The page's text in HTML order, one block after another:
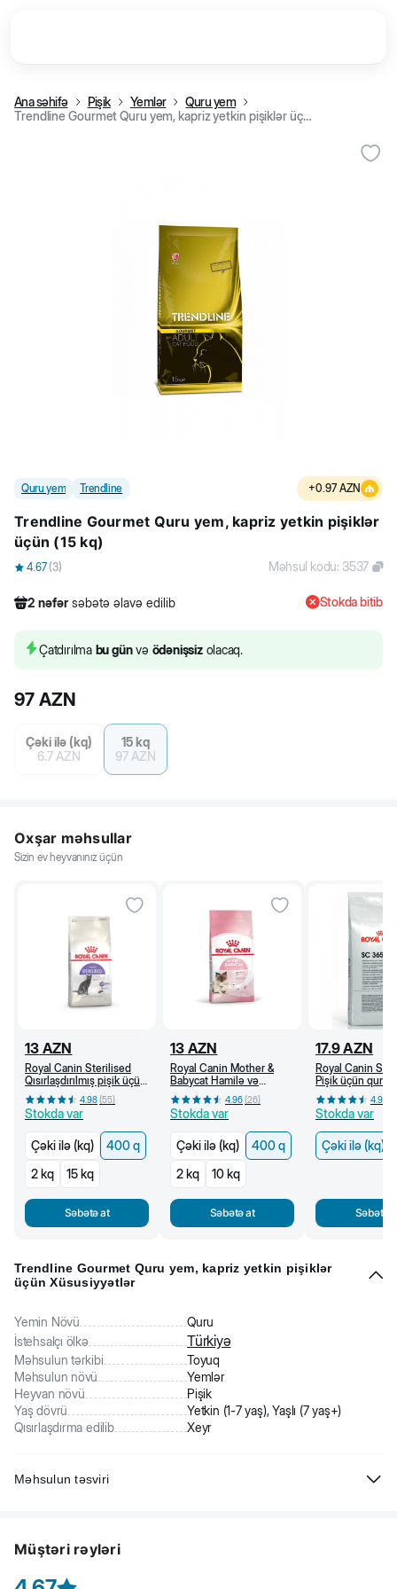
Ana səhifə Pişik Yemlər
Quru yem
Trendline Gourmet Quru yem, kapriz yetkin pişiklər üçün (15 kq)
Quru yem Trendline +0.97 AZN
Trendline Gourmet Quru yem, kapriz yetkin pişiklər
üçün (15 kq)
4.67 (3) Məhsul kodu: 3537
2 nəfər səbətə əlavə edilib
46 nəfər məhsulu alıb
Stokda bitib
Çatdırılma bu günvə ödənişsizolacaq.
97 AZN
Çəki ilə (kq)
6.7 AZN
15 kq
97 AZN
Oxşar məhsullar
Sizin ev heyvanınız üçün
13 AZN
Royal Canin Sterilised
Qısırlaşdırılmış pişik üçün
quru yem, 1 yaşdan, 400
q
4.98(55)
Stokda var
Çəki ilə (kq)
400 q
2 kq
15 kq
Səbətə at
13 AZN
Royal Canin Mother &
Babycat Hamilə və
südverən pişik və bala
pişik üçün quru yem (400
q)
4.96(26)
Stokda var
Çəki ilə (kq)
400 q
2 kq
10 kq
Səbətə at
17.9AZN
Royal Canin
Pişik üçün quru
yaşdan (kq) 4.96
Stokda var
Çəki ilə (kq)
Səbətə
Trendline Gourmet Quru yem, kapriz yetkin pişiklər
üçün Xüsusiyyətlər
Yemin Növü
Quru
İstehsalçı ölkə
Türkiyə
Məhsulun tərkibi
Toyuq
Məhsulun növü
Yemlər
Heyvan növü
Pişik
Yaş dövrü
Yetkin (1-7 yaş), Yaşlı (7 yaş+)
Qısırlaşdırma edilib
Xeyr
Məhsulun təsviri
alınan omeqa-3 və -6 ilə tamamilə balanslaşdırılmış təbii yem. Bütün
Müştəri rəyləri